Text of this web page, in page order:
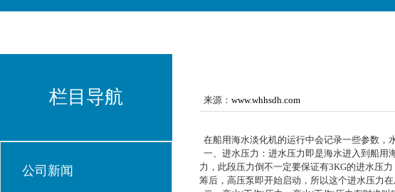
栏目导航
公司新闻
来源： www.whhsdh.com
在船用海水淡化机的运行中会记录一些参数，
一、进水压力：进水压力即是海水进入到船用
力，此段压力倒不一定要保证有3KG的进水压
筹后，高压泵即开始启动，所以这个进水压力